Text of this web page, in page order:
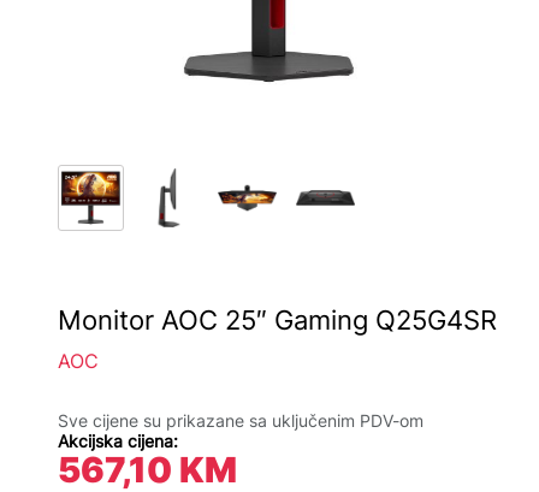
Monitor AOC 25″ Gaming Q25G4SR
AOC
Sve cijene su prikazane sa uključenim PDV-om
Akcijska cijena:
567,10 KM